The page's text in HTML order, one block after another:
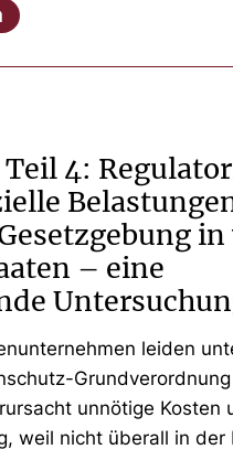
4:
– eine
leiden
Grundverordnung
unnötige Kosten
weil nicht überall in der